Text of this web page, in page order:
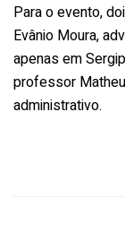
Para o evento,
Evânio Moura,
apenas em
professor
administrativo.